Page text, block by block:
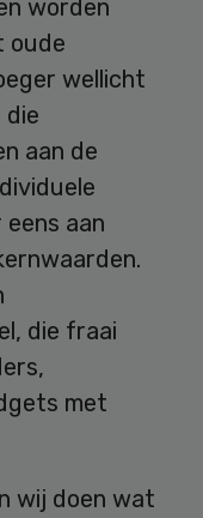
worden
oude
wellicht
die
aan de
aan
die fraai
met
wij doen wat